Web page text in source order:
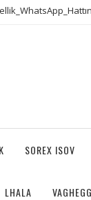
SOREX ISOV
LHALA